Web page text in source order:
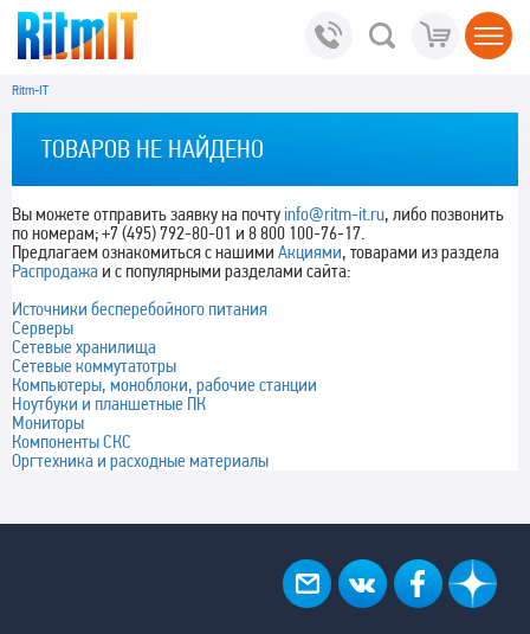
Ritm-IT
ТОВАРОВ НЕ НАЙДЕНО
Вы можете отправить заявку на почту info@ritm-it.ru, либо позвонить
по номерам; +7 (495) 792-80-01 и 8 800 100-76-17.
Предлагаем ознакомиться с нашими Акциями, товарами из раздела
Распродажа и с популярными разделами сайта:
Источники бесперебойного питания
Серверы
Сетевые хранилища
Сетевые коммутатотры
Компьютеры, моноблоки, рабочие станции
Ноутбуки и планшетные ПК
Мониторы
Компоненты СКС
Оргтехника и расходные материалы